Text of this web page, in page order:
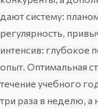
дают систему:
регулярность,
интенсив: глубокое
опыт. Оптимальная
течение учебного
три раза в неделю, а